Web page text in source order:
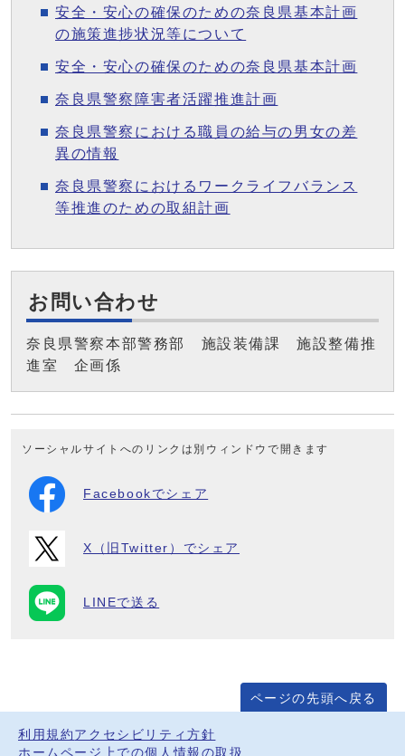
安全・安心の確保のための奈良県基本計画
の施策進捗状況等について
安全・安心の確保のための奈良県基本計画
奈良県警察障害者活躍推進計画
奈良県警察における職員の給与の男女の差
異の情報
奈良県警察におけるワークライフバランス
等推進のための取組計画
お問い合わせ
奈良県警察本部警務部 施設装備課 施設整備推
進室 企画係
ソーシャルサイトへのリンクは別ウィンドウで開きます
Facebookでシェア
X（旧Twitter）でシェア
LINEで送る
ページの先頭へ戻る
利用規約 アクセシビリティ方針
ホームページ上での個人情報の取扱